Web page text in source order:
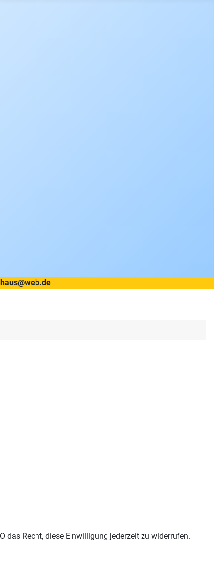
Recht, diese Einwilligung jederzeit zu widerrufen.